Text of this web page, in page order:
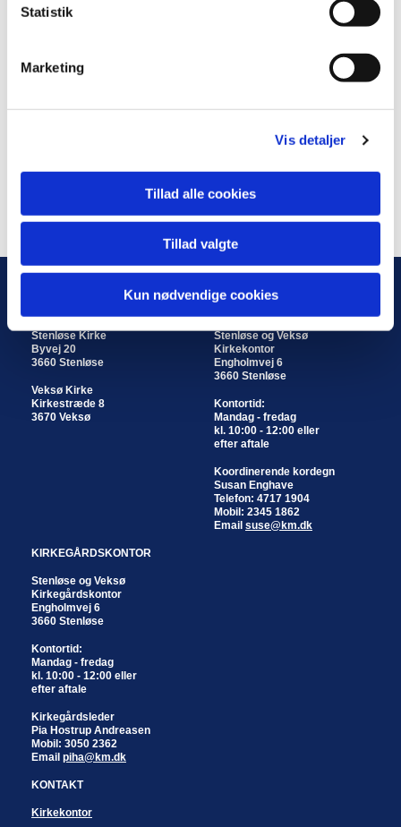
Statistik
Marketing
Vis detaljer
Tillad alle cookies
Tillad valgte
Kun nødvendige cookies
Stenløse Kirke
Byvej 20
3660 Stenløse
Veksø Kirke
Kirkestræde 8
3670 Veksø
Stenløse og Veksø
Kirkekontor
Engholmvej 6
3660 Stenløse
Kontortid:
Mandag - fredag
kl. 10:00 - 12:00 eller
efter aftale
Koordinerende kordegn
Susan Enghave
Telefon: 4717 1904
Mobil: 2345 1862
Email suse@km.dk
KIRKEGÅRDSKONTOR
Stenløse og Veksø
Kirkegårdskontor
Engholmvej 6
3660 Stenløse
Kontortid:
Mandag - fredag
kl. 10:00 - 12:00 eller
efter aftale
Kirkegårdsleder
Pia Hostrup Andreasen
Mobil: 3050 2362
Email piha@km.dk
KONTAKT
Kirkekontor